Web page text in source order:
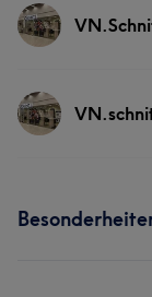
Services
Portfolio
tony & guy